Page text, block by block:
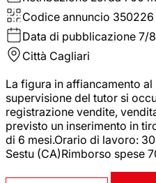
Codice annuncio 350226
Data di pubblicazione 7/
Città Cagliari
La figura in affiancamento
supervisione del tutor si
registrazione vendite,
previsto un inserimento in
di 6 mesi.Orario di lavoro:
Sestu (CA)Rimborso spese